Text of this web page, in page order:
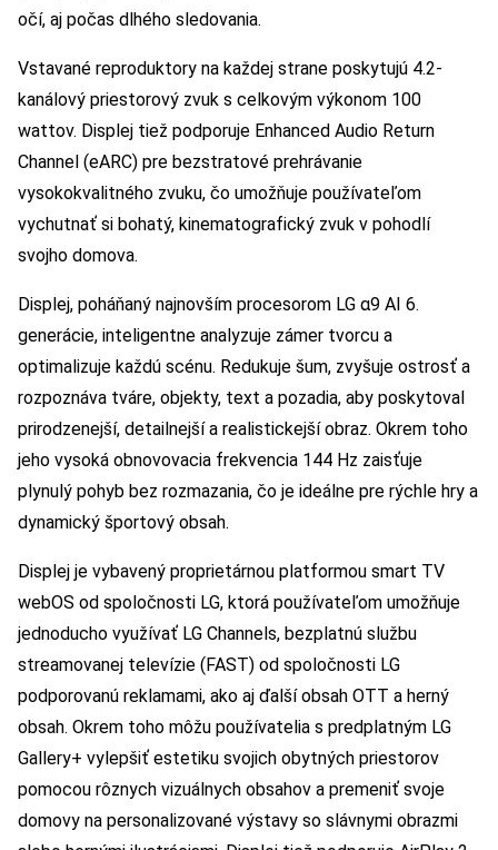
očí, aj počas dlhého sledovania.
Vstavané reproduktory na každej strane poskytujú 4.2-
kanálový priestorový zvuk s celkovým výkonom 100
wattov. Displej tiež podporuje Enhanced Audio Return
Channel (eARC) pre bezstratové prehrávanie
vysokokvalitného zvuku, čo umožňuje používateľom
vychutnať si bohatý, kinematografický zvuk v pohodlí
svojho domova.
Displej, poháňaný najnovším procesorom LG α9 AI 6.
generácie, inteligentne analyzuje zámer tvorcu a
optimalizuje každú scénu. Redukuje šum, zvyšuje ostrosť a
rozpoznáva tváre, objekty, text a pozadia, aby poskytoval
prirodzenejší, detailnejší a realistickejší obraz. Okrem toho
jeho vysoká obnovovacia frekvencia 144 Hz zaisťuje
plynulý pohyb bez rozmazania, čo je ideálne pre rýchle hry a
dynamický športový obsah.
Displej je vybavený proprietárnou platformou smart TV
webOS od spoločnosti LG, ktorá používateľom umožňuje
jednoducho využívať LG Channels, bezplatnú službu
streamovanej televízie (FAST) od spoločnosti LG
podporovanú reklamami, ako aj ďalší obsah OTT a herný
obsah. Okrem toho môžu používatelia s predplatným LG
Gallery+ vylepšiť estetiku svojich obytných priestorov
pomocou rôznych vizuálnych obsahov a premeniť svoje
domovy na personalizované výstavy so slávnymi obrazmi